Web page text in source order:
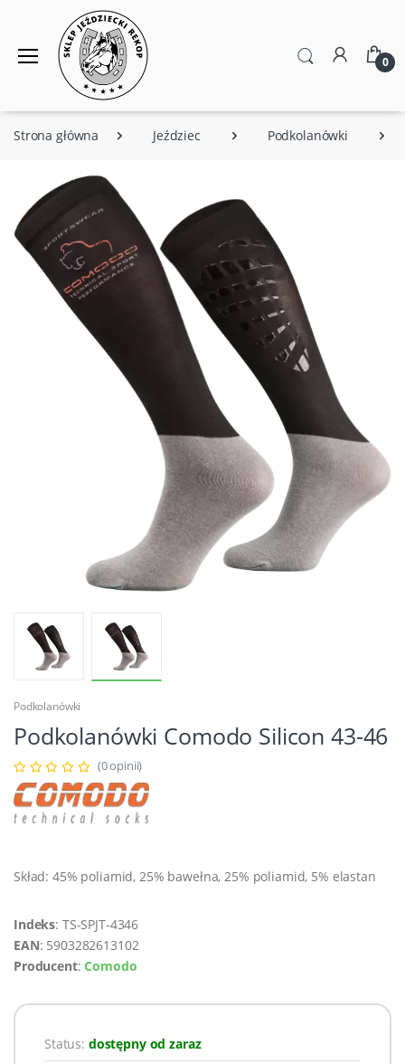
0
Strona główna Jeździec Podkolanówki
Podkolanówki
Podkolanówki Comodo Silicon 43-46
(0 opinii)
Skład: 45% poliamid, 25% bawełna, 25% poliamid, 5% elastan
Indeks: TS-SPJT-4346
EAN: 5903282613102
Producent:Comodo
Status: dostępny od zaraz